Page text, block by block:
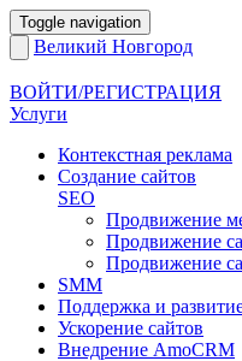
Toggle navigation
Великий Новгород
ВОЙТИ/РЕГИСТРАЦИЯ
Услуги
Контекстная реклама
Создание сайтов
SEO
Продвижение
Продвижение
Продвижение
SMM
Поддержка и
Ускорение сайтов
Внедрение AmoCRM